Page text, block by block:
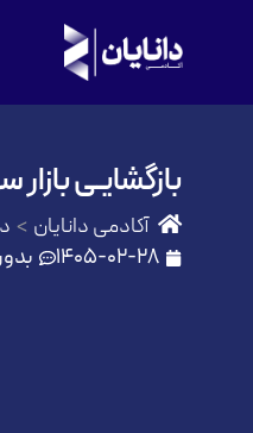
بازگشایـی
آکادمی دانایان
1405-02-28